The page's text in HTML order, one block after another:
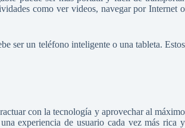
como ver videos, navegar por Internet o
ser un teléfono inteligente o una tableta. Estos
con la tecnología y aprovechar al máximo
experiencia de usuario cada vez más rica y